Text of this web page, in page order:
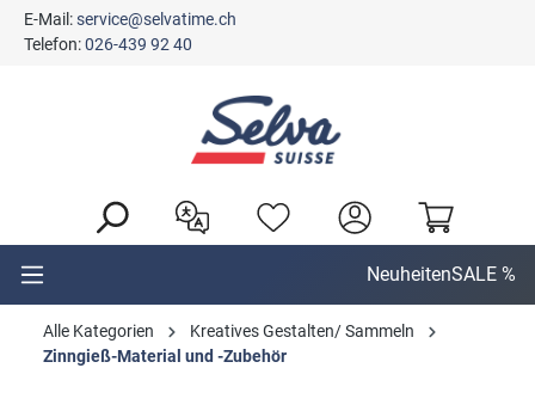
springen
E-Mail:service@selvatime.ch
Telefon:026-439 92 40
NeuheitenSALE %
Alle Kategorien
Kreatives Gestalten/ Sammeln
Zinngieß-Material und -Zubehör